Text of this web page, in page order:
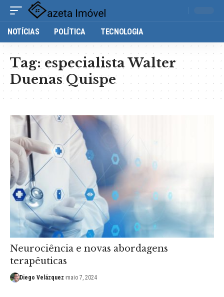
NOTÍCIAS POLÍTICA TECNOLOGIA
Tag: especialista Walter
Duenas Quispe
Neurociência e novas abordagens
terapêuticas
Diego Velázquez maio 7, 2024